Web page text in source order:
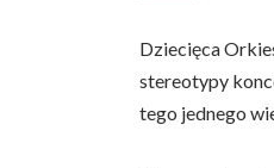
Dziecięca
stereotypy
tego jednego